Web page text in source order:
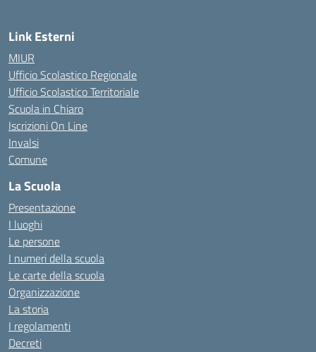
Link Esterni
MIUR
Ufficio Scolastico Regionale
Ufficio Scolastico Territoriale
Scuola in Chiaro
Iscrizioni On Line
Invalsi
Comune
La Scuola
Presentazione
I luoghi
Le persone
I numeri della scuola
Le carte della scuola
Organizzazione
La storia
I regolamenti
Decreti